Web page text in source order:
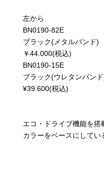
左から
BN0190-82E
ブラック(メタルバンド)
￥44.000(税込)
BN0190-15E
ブラック(ウレタンバン
¥39.600(税込)
エコ・ドライブ機能を
カラーをベースにして